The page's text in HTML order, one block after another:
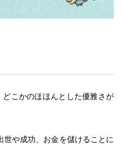
こかのほほんとした優雅さが
世や成功、お金を儲けることに